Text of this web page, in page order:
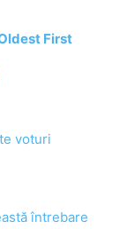
First
voturi
întrebare